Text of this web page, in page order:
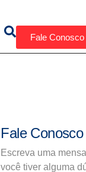
Fale Conosco
Fale Conosco
Escreva uma
você tiver alguma